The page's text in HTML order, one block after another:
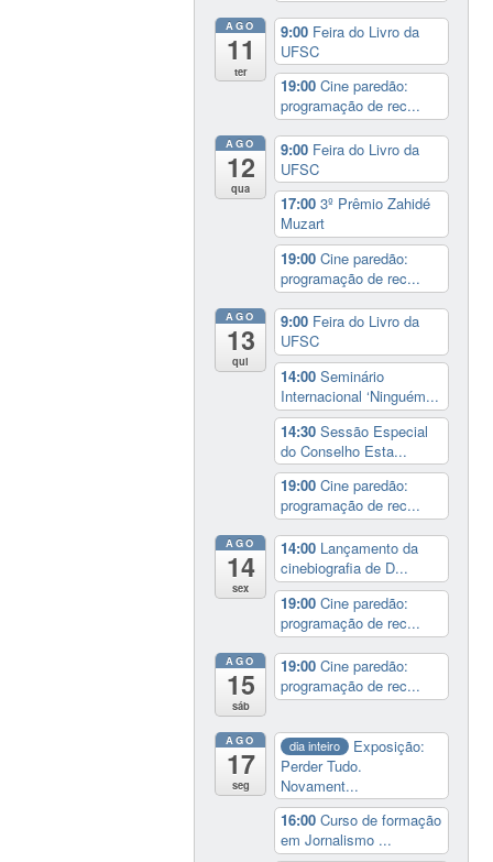
AGO
11
ter
9:00 Feira do Livro da
UFSC
19:00Cine paredão:
programação de rec...
AGO
12
qua
9:00 Feira do Livro da
UFSC
17:003º Prêmio Zahidé
Muzart
19:00Cine paredão:
programação de rec...
AGO
13
qui
9:00 Feira do Livro da
UFSC
14:00Seminário
Internacional ‘Ninguém...
14:30Sessão Especial
do Conselho Esta...
19:00Cine paredão:
programação de rec...
AGO
14
sex
14:00 Lançamento da
cinebiografia de D...
19:00Cine paredão:
programação de rec...
AGO
15
sáb
19:00Cine paredão:
programação de rec...
AGO
17
seg
dia inteiro
Exposição:
Perder Tudo.
Novament...
16:00Curso de formação
em Jornalismo ...